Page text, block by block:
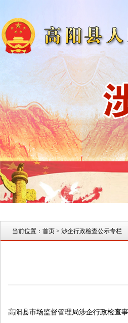
当前位置： 首页 > 涉企行政检查公示专栏
高阳县市场监督管理局涉企行政检查